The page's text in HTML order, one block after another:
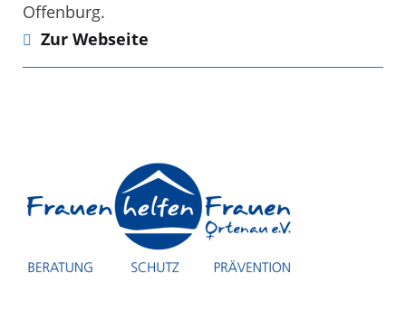
Offenburg.
Zur Webseite